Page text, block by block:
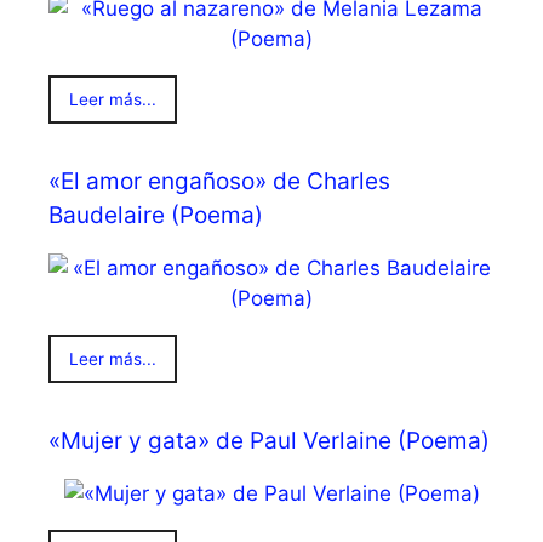
Leer más...
«El amor engañoso» de Charles
Baudelaire (Poema)
Leer más...
«Mujer y gata» de Paul Verlaine (Poema)